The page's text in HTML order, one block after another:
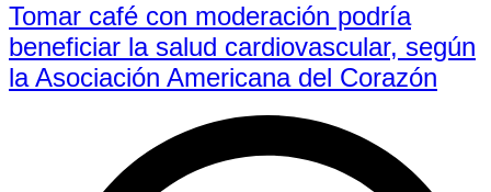
Tomar café con moderación podría
beneficiar la salud cardiovascular, según
la Asociación Americana del Corazón